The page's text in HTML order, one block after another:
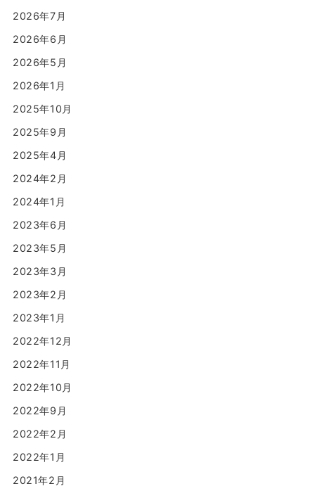
2026年7月
2026年6月
2026年5月
2026年1月
2025年10月
2025年9月
2025年4月
2024年2月
2024年1月
2023年6月
2023年5月
2023年3月
2023年2月
2023年1月
2022年12月
2022年11月
2022年10月
2022年9月
2022年2月
2022年1月
2021年2月